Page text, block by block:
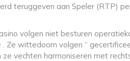
teruggeven aan Speler (RTP)
volgen niet besturen
Ze wittedoorn volgen “
ze vechten harmoniseren met